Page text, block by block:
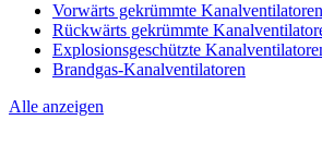
Vorwärts gekrümmte Kanalventilatoren
Rückwärts gekrümmte
Explosionsgeschützte
Brandgas-Kanalventilatoren
Alle anzeigen